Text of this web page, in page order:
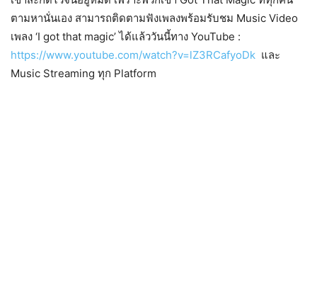
ตามหานั่นเอง สามารถติดตามฟังเพลงพร้อมรับชม Music Video
เพลง ‘I got that magic’ ได้แล้ววันนี้ทาง YouTube :
https://www.youtube.com/watch?v=lZ3RCafyoDk และ
Music Streaming ทุก Platform